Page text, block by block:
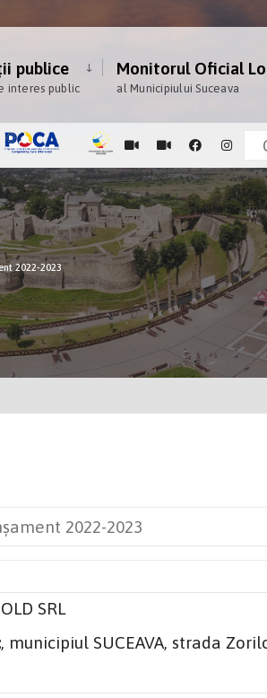
publice
interes public
Monitorul Oficial
al Municipiului Suceava
2022-2023
SRL
, municipiul SUCEAVA, strada